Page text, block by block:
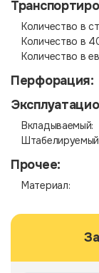
Количество в
Количество в
Количество в
Перфорация:
Вкладываемый:
Прочее:
Материал: